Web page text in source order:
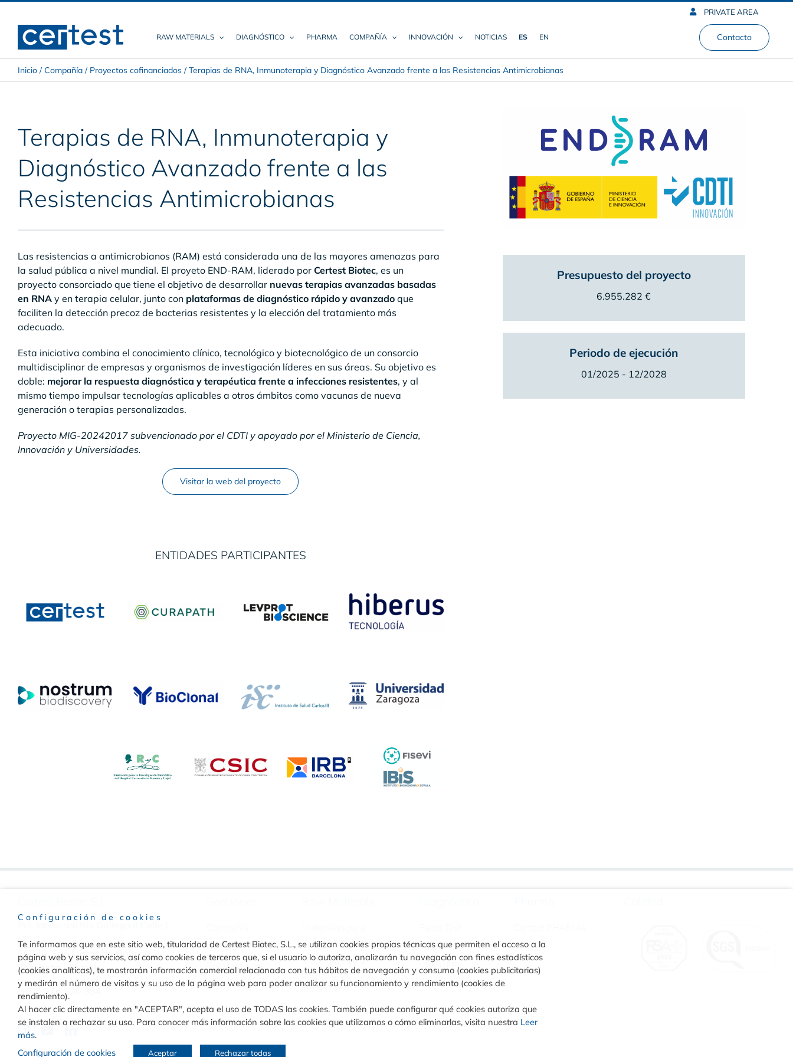
content
PRIVATE AREA
RAW MATERIALS DIAGNÓSTICO PHARMA COMPAÑÍA INNOVACIÓN NOTICIAS ES EN Contacto
Inicio/Compañía/ Proyectos cofinanciados/Terapias de RNA, Inmunoterapia y Diagnóstico Avanzado frente a las Resistencias Antimicrobianas
Terapias de RNA, Inmunoterapia y
Diagnóstico Avanzado frente a las
Resistencias Antimicrobianas
Las resistencias a antimicrobianos (RAM) está considerada una de las mayores amenazas para
la salud pública a nivel mundial. El proyeto END-RAM, liderado por Certest Biotec, es un
proyecto consorciado que tiene el objetivo de desarrollar nuevas terapias avanzadas basadas
en RNAy en terapia celular, junto con plataformas de diagnóstico rápido y avanzadoque
faciliten la detección precoz de bacterias resistentes y la elección del tratamiento más
adecuado.
Esta iniciativa combina el conocimiento clínico, tecnológico y biotecnológico de un consorcio
multidisciplinar de empresas y organismos de investigación líderes en sus áreas. Su objetivo es
doble: mejorar la respuesta diagnóstica y terapéutica frente a infecciones resistentes, y al
mismo tiempo impulsar tecnologías aplicables a otros ámbitos como vacunas de nueva
generación o terapias personalizadas.
Proyecto MIG-20242017 subvencionado por el CDTI y apoyado por el Ministerio de Ciencia,
Innovación y Universidades.
Visitar la web del proyecto
ENTIDADES PARTICIPANTES
Presupuesto del proyecto
6.955.282 €
Periodo de ejecución
01/2025 - 12/2028
Pol. Industrial Río Gállego II Calle J,
Nº1
50840, San Mateo de Gállego
Zaragoza, (Spain)
(+34) 976 520 354
Noticias
Publicaciones
Contacto
inmunodiagnóstico
Materiales para
diagnóstico
molecular
Turbilatex
VIASURE
CLIA
Configuración de cookies
Te informamos que en este sitio web, titularidad de Certest Biotec, S.L., se utilizan cookies propias técnicas que permiten el acceso a la
página web y sus servicios, así como cookies de terceros que, si el usuario lo autoriza, analizarán tu navegación con fines estadísticos
(cookies analíticas), te mostrarán información comercial relacionada con tus hábitos de navegación y consumo (cookies publicitarias)
y medirán el número de visitas y su uso de la página web para poder analizar su funcionamiento y rendimiento (cookies de
rendimiento).
Al hacer clic directamente en "ACEPTAR", acepta el uso de TODAS las cookies. También puede configurar qué cookies autoriza que
se instalen o rechazar su uso. Para conocer más información sobre las cookies que utilizamos o cómo eliminarlas, visita nuestra Leer
más.
Configuración de cookies
Aceptar Rechazar todas